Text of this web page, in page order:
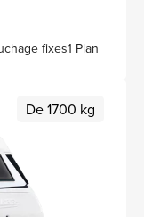
fixes1 Plan
De 1700 kg